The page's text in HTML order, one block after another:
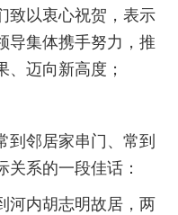
致以衷心祝贺，表示
导集体携手努力，推
迈向新高度；
邻居家串门、常到
关系的一段佳话：
内胡志明故居，两